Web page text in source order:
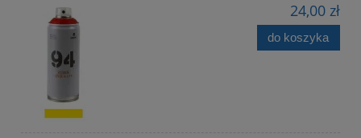
24,00 zł
do koszyka